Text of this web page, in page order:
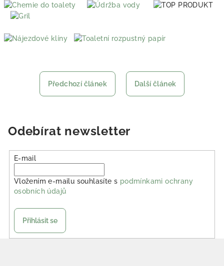
Předchozí článek Další článek
Odebírat newsletter
E-mail
Vložením e-mailu souhlasíte s podmínkami ochrany
osobních údajů
Přihlásit se